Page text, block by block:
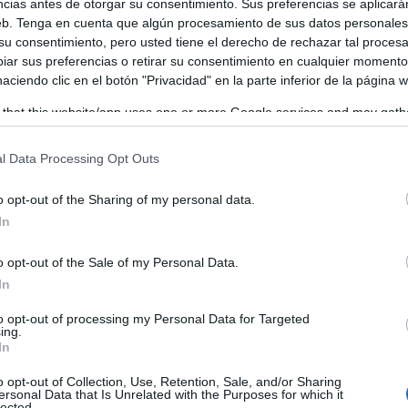
antes de otorgar su consentimiento. Sus preferencias se
Tenga en cuenta que algún procesamiento de sus datos
consentimiento, pero usted tiene el derecho de rechazar tal
sus preferencias o retirar su consentimiento en cualquier
clic en el botón "Privacidad" en la parte inferior de la página
that this website/app uses one or more Google services and may
but not limited to your visit or usage behaviour. You may
consent section.
Data Processing Opt Outs
opt-out of the Sharing of my personal data.
opt-out of the Sale of my Personal Data.
opt-out of processing my Personal Data for Targeted
opt-out of Collection, Use, Retention, Sale, and/or Sharing
Data that Is Unrelated with the Purposes for which it
social de la región y lleva una década haciendo algo
escuchar a los colectivos más vulnerables y
convirtiéndose en políticas públicas. Dicho de otra